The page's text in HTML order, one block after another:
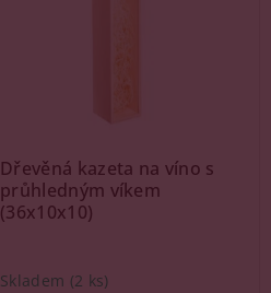
Dřevěná kazeta na víno s
průhledným víkem
(36x10x10)
Skladem (2 ks)